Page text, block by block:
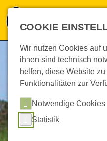
COOKIE
Wir nutzen Cookies auf
ihnen sind technisch
helfen, diese Website
Funktionalitäten zur
Notwendige Cookies
Statistik